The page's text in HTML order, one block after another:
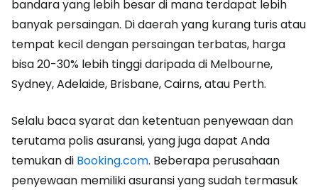
bandara yang lebih besar di mana terdapat lebih
banyak persaingan. Di daerah yang kurang turis atau
tempat kecil dengan persaingan terbatas, harga
bisa 20-30% lebih tinggi daripada di Melbourne,
Sydney, Adelaide, Brisbane, Cairns, atau Perth.
Selalu baca syarat dan ketentuan penyewaan dan
terutama polis asuransi, yang juga dapat Anda
temukan di Booking.com. Beberapa perusahaan
penyewaan memiliki asuransi yang sudah termasuk